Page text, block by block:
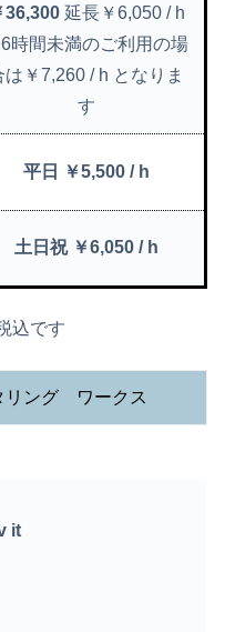
36,300 延長￥6,050 / h
時間未満のご利用の場
は￥7,260 / h となりま
す
平日 ￥5,500 / h
土日祝 ￥6,050 / h
込です
リング ワークス
it